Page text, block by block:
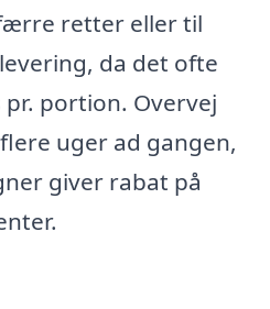
retter eller til
da det ofte
portion. Overvej
uger ad gangen,
giver rabat på